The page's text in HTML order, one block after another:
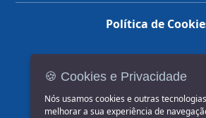
Política de
🍪 Cookies e Privacidade
Nós usamos cookies e outras
melhorar a sua experiência de